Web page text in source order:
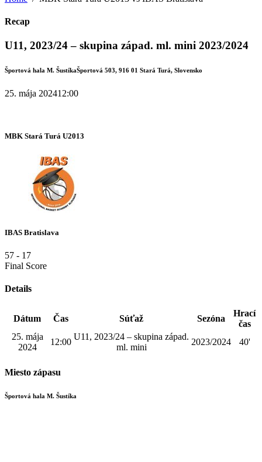
Recap
U11, 2023/24 – skupina západ. ml. mini 2023/2024
Športová hala M. ŠustíkaŠportová 503, 916 01 Stará Turá, Slovensko
25. mája 202412:00
MBK Stará Turá U2013
IBAS Bratislava
57 - 17
Final Score
Details
Dátum Čas Súťaž Sezóna
Hrací
čas
25. mája
2024
12:00
U11, 2023/24 – skupina západ.
ml. mini
2023/2024 40'
Miesto zápasu
Športová hala M. Šustíka